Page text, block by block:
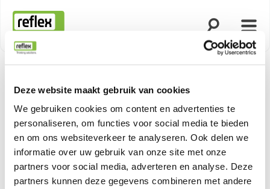
Deze website maakt gebruik van cookies
We gebruiken cookies om content en advertenties te
personaliseren, om functies voor social media te bieden
en om ons websiteverkeer te analyseren. Ook delen we
informatie over uw gebruik van onze site met onze
partners voor social media, adverteren en analyse. Deze
partners kunnen deze gegevens combineren met andere
Homepage
Zoekfunctie